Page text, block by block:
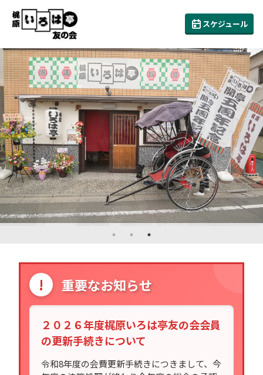
スケジュール
! 重要なお知らせ
２０２６年度梶原いろは亭友の会会員
の更新手続きについて
令和8年度の会費更新手続きにつきまして、今